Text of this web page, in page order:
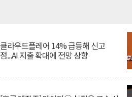
클라우드플레어 14% 급등해 신고
점...AI 지출 확대에 전망 상향